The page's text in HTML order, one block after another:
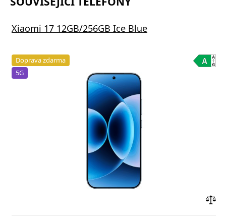
Xiaomi 17 12GB/256GB Ice Blue
Doprava zdarma
5G